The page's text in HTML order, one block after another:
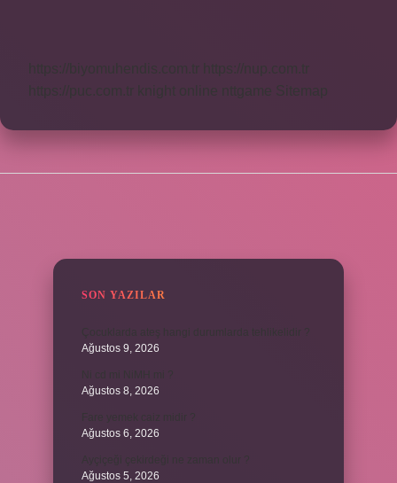
https://nup.com.tr
nttgame Sitemap
SON YAZILAR
Ağustos 9, 2026
Ağustos 8, 2026
Ağustos 6, 2026
Ağustos 5, 2026